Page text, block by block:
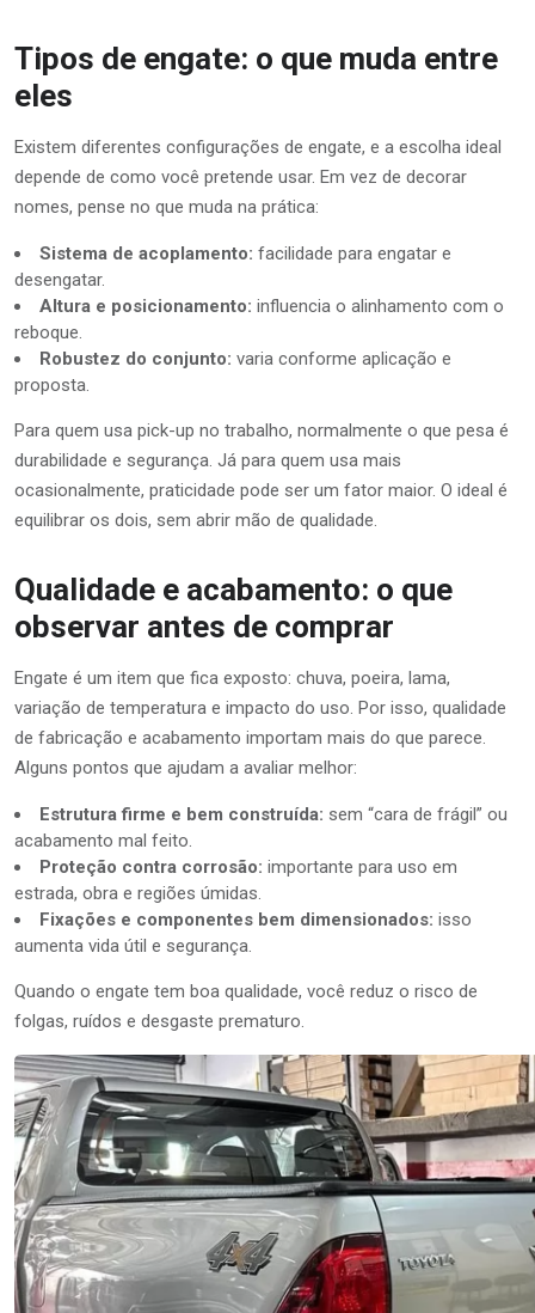
Tipos de engate: o que muda entre
eles
Existem diferentes configurações de engate, e a escolha ideal
depende de como você pretende usar. Em vez de decorar
nomes, pense no que muda na prática:
Sistema de acoplamento: facilidade para engatar e
desengatar.
Altura e posicionamento: influencia o alinhamento com o
reboque.
Robustez do conjunto: varia conforme aplicação e
proposta.
Para quem usa pick-up no trabalho, normalmente o que pesa é
durabilidade e segurança. Já para quem usa mais
ocasionalmente, praticidade pode ser um fator maior. O ideal é
equilibrar os dois, sem abrir mão de qualidade.
Qualidade e acabamento: o que
observar antes de comprar
Engate é um item que fica exposto: chuva, poeira, lama,
variação de temperatura e impacto do uso. Por isso, qualidade
de fabricação e acabamento importam mais do que parece.
Alguns pontos que ajudam a avaliar melhor:
Estrutura firme e bem construída: sem “cara de frágil” ou
acabamento mal feito.
Proteção contra corrosão: importante para uso em
estrada, obra e regiões úmidas.
Fixações e componentes bem dimensionados: isso
aumenta vida útil e segurança.
Quando o engate tem boa qualidade, você reduz o risco de
folgas, ruídos e desgaste prematuro.